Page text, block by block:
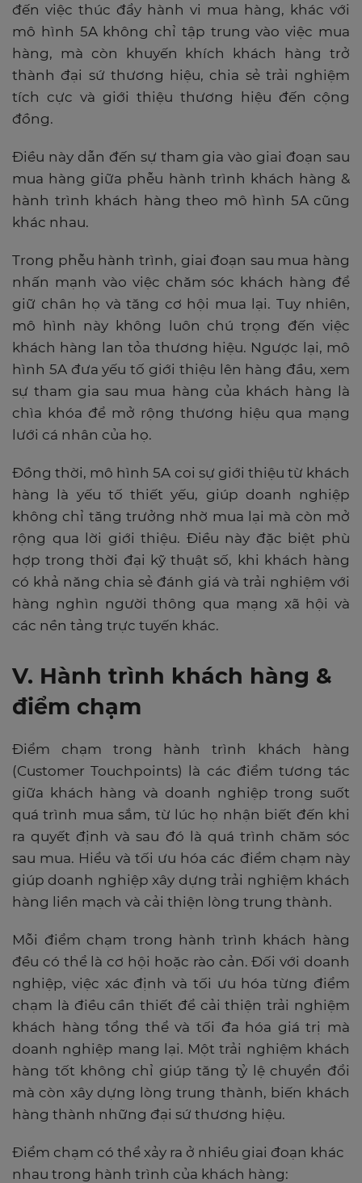
đến việc thúc đẩy hành vi mua hàng, khác với
mô hình 5A không chỉ tập trung vào việc mua
hàng, mà còn khuyến khích khách hàng trở
thành đại sứ thương hiệu, chia sẻ trải nghiệm
tích cực và giới thiệu thương hiệu đến cộng
đồng.
Điều này dẫn đến sự tham gia vào giai đoạn sau
mua hàng giữa phễu hành trình khách hàng &
hành trình khách hàng theo mô hình 5A cũng
khác nhau.
Trong phễu hành trình, giai đoạn sau mua hàng
nhấn mạnh vào việc chăm sóc khách hàng để
giữ chân họ và tăng cơ hội mua lại. Tuy nhiên,
mô hình này không luôn chú trọng đến việc
khách hàng lan tỏa thương hiệu. Ngược lại, mô
hình 5A đưa yếu tố giới thiệu lên hàng đầu, xem
sự tham gia sau mua hàng của khách hàng là
chìa khóa để mở rộng thương hiệu qua mạng
lưới cá nhân của họ.
Đồng thời, mô hình 5A coi sự giới thiệu từ khách
hàng là yếu tố thiết yếu, giúp doanh nghiệp
không chỉ tăng trưởng nhờ mua lại mà còn mở
rộng qua lời giới thiệu. Điều này đặc biệt phù
hợp trong thời đại kỹ thuật số, khi khách hàng
có khả năng chia sẻ đánh giá và trải nghiệm với
hàng nghìn người thông qua mạng xã hội và
các nền tảng trực tuyến khác.
V. Hành trình khách hàng &
điểm chạm
Điểm chạm trong hành trình khách hàng
(Customer Touchpoints) là các điểm tương tác
giữa khách hàng và doanh nghiệp trong suốt
quá trình mua sắm, từ lúc họ nhận biết đến khi
ra quyết định và sau đó là quá trình chăm sóc
sau mua. Hiểu và tối ưu hóa các điểm chạm này
giúp doanh nghiệp xây dựng trải nghiệm khách
hàng liền mạch và cải thiện lòng trung thành.
Mỗi điểm chạm trong hành trình khách hàng
đều có thể là cơ hội hoặc rào cản. Đối với doanh
nghiệp, việc xác định và tối ưu hóa từng điểm
chạm là điều cần thiết để cải thiện trải nghiệm
khách hàng tổng thể và tối đa hóa giá trị mà
doanh nghiệp mang lại. Một trải nghiệm khách
hàng tốt không chỉ giúp tăng tỷ lệ chuyển đổi
mà còn xây dựng lòng trung thành, biến khách
hàng thành những đại sứ thương hiệu.
Điểm chạm có thể xảy ra ở nhiều giai đoạn khác
nhau trong hành trình của khách hàng: